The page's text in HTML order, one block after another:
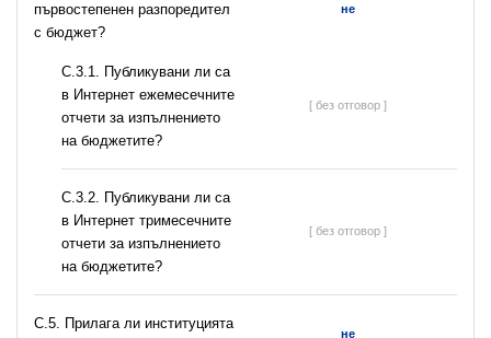
първостепенен разпоредител
с бюджет?
не
С.3.1. Публикувани ли са
в Интернет ежемесечните
отчети за изпълнението
на бюджетите?
[ без отговор ]
С.3.2. Публикувани ли са
в Интернет тримесечните
отчети за изпълнението
на бюджетите?
[ без отговор ]
С.5. Прилага ли институцията
не